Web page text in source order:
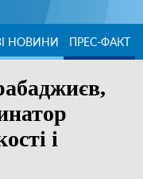
НОВИНИ ПРЕС-ФАКТ
і